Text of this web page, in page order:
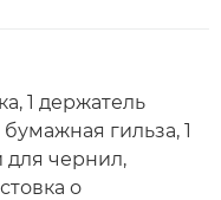
1 держатель
гильза, 1
для чернил,
о